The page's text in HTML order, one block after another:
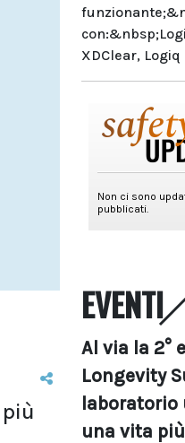
XDClear, Logiq
EVENTI
Al via la 2°
Longevity
laboratorio
una vita